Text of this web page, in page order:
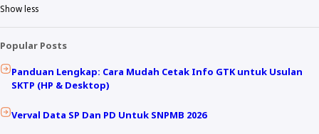
Show less
Popular Posts
Panduan Lengkap: Cara Mudah Cetak Info GTK untuk Usulan
SKTP (HP & Desktop)
Verval Data SP Dan PD Untuk SNPMB 2026